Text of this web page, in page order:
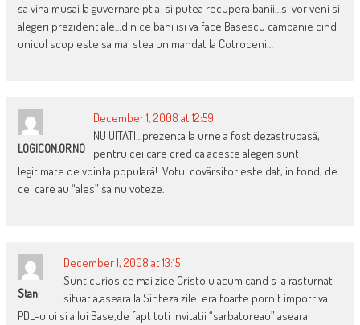
sa vina musai la guvernare pt a-si putea recupera banii…si vor veni si
alegeri prezidentiale…din ce bani isi va face Basescu campanie cind
unicul scop este sa mai stea un mandat la Cotroceni…
LOGICON.OR.NO
December 1, 2008 at 12:59
NU UITATI…prezenta la urne a fost dezastruoasä,
pentru cei care cred ca aceste alegeri sunt
legitimate de vointa popularä!. Votul covârsitor este dat, in fond, de
cei care au “ales” sa nu voteze.
Stan
December 1, 2008 at 13:15
Sunt curios ce mai zice Cristoiu acum cand s-a rasturnat
situatia,aseara la Sinteza zilei era foarte pornit impotriva
PDL-ului si a lui Base,de fapt toti invitatii “sarbatoreau” aseara